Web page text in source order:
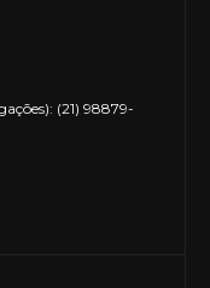
(21) 98879-